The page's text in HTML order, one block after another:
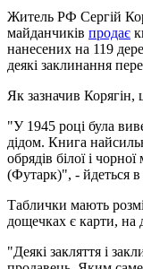
Житель РФ Сергій
майданчиків продає
нанесених на 119
деякі заклинання
Як зазначив
"У 1945 році була
дідом. Книга
обрядів білої і
(Футарк)", - йдеться в
Таблички мають
дощечках є карти, на
"Деякі закляття і